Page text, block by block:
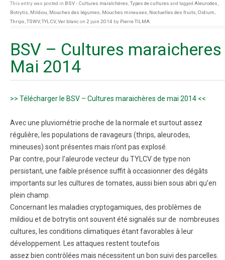
This entry was posted in BSV - Cultures maraîchères Types de cultures and tagged Aleurodes
Botrytis Mildiou Mouches des légumes Mouches mineuses Noctuelles des fruits Oïdium
Thrips TSWV, TYLCV, Ver blancon 2 juin 2014 by Pierre TILMA
BSV – Cultures maraicheres
Mai 2014
>> Télécharger le BSV – Cultures maraichères de mai 2014 <<
Avec une pluviométrie proche de la normale et surtout assez
régulière, les populations de ravageurs (thrips, aleurodes,
mineuses) sont présentes mais n’ont pas explosé.
Par contre, pour l’aleurode vecteur du TYLCV de type non
persistant, une faible présence suffit à occasionner des dégâts
importants sur les cultures de tomates, aussi bien sous abri qu’en
plein champ.
Concernant les maladies cryptogamiques, des problèmes de
mildiou et de botrytis ont souvent été signalés sur de nombreuses
cultures, les conditions climatiques étant favorables à leur
développement. Les attaques restent toutefois
assez bien contrôlées mais nécessitent un bon suivi des parcelles.